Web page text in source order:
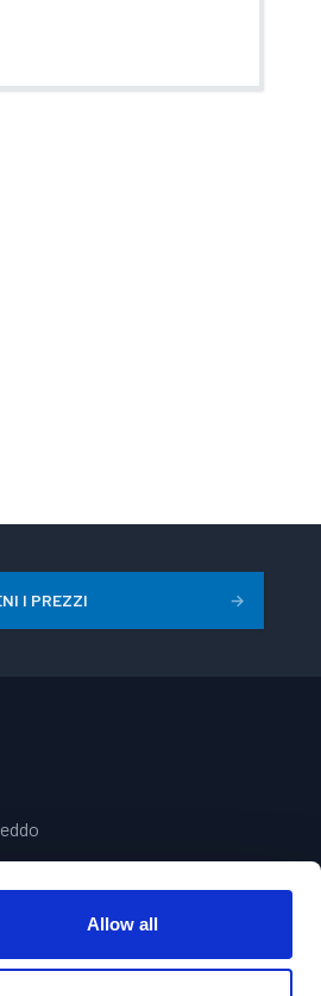
Allow all
I PREZZI →
Di Riempimento Delle Vasche